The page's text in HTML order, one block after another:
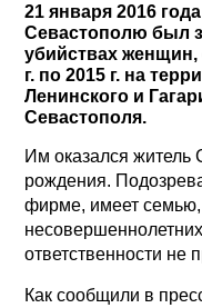
21 января 2016
Севастополю был
убийствах
г. по 2015 г. на
Ленинского и
Севастополя.
Им оказался житель
рождения.
фирме, имеет семью,
ответственности не
Как сообщили в